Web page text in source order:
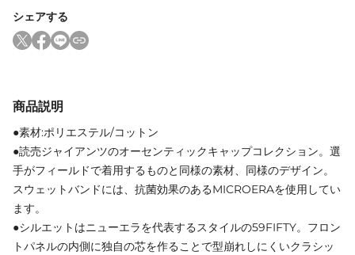
シェアする
商品説明
●素材:ポリエステル/コットン
●読売ジャイアンツのオーセンティックキャップコレクション。選
手がフィールドで着用するものと同様の素材、同様のデザイン。
スウェットバンドには、抗菌効果のあるMICROERAを使用してい
ます。
●シルエットはニューエラを代表するスタイルの59FIFTY。フロン
トパネルの内側に独自の芯を作ることで型崩れしにくいクラシッ